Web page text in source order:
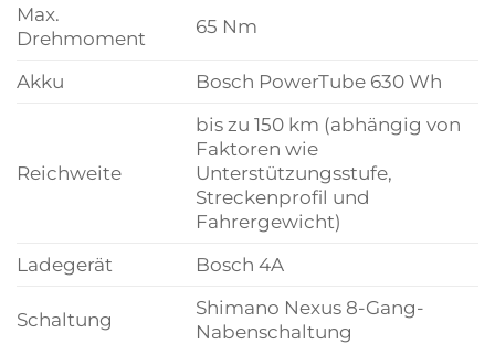
Max.
Drehmoment
65 Nm
Akku Bosch PowerTube 630 Wh
Reichweite
bis zu 150 km (abhängig von
Faktoren wie
Unterstützungsstufe,
Streckenprofil und
Fahrergewicht)
Ladegerät
Bosch 4A
Schaltung
Shimano Nexus 8-Gang-
Nabenschaltung